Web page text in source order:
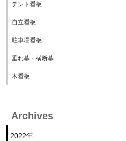
テント看板
自立看板
駐車場看板
垂れ幕・横断幕
木看板
Archives
2022年